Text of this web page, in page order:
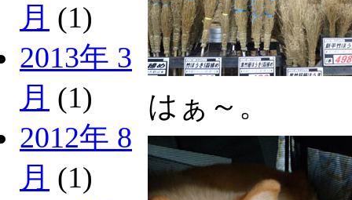
月 (1)
2013年 3
月 (1)
2012年 8
月 (1)
はぁ～。